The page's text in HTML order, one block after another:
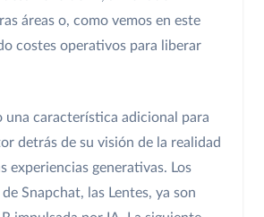
áreas o, como vemos en este
costes operativos para liberar
una característica adicional para
detrás de su visión de la realidad
experiencias generativas. Los
Snapchat, las Lentes, ya son